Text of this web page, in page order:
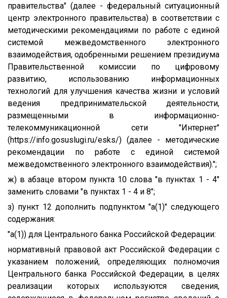
правительства" (далее - федеральный ситуационный
центр электронного правительства) в соответствии с
методическими рекомендациями по работе с единой
системой межведомственного электронного
взаимодействия, одобренными решением президиума
Правительственной комиссии по цифровому
развитию, использованию информационных
технологий для улучшения качества жизни и условий
ведения предпринимательской деятельности,
размещенными в информационно-
телекоммуникационной сети "Интернет"
(https://info.gosuslugi.ru/esks/) (далее - методические
рекомендации по работе с единой системой
межведомственного электронного взаимодействия).";
ж) в абзаце втором пункта 10 слова "в пунктах 1 - 4"
заменить словами "в пунктах 1 - 4 и 8";
з) пункт 12 дополнить подпунктом "а(1)" следующего
содержания:
"а(1)) для Центрального банка Российской Федерации:
нормативный правовой акт Российской Федерации с
указанием положений, определяющих полномочия
Центрального банка Российской Федерации, в целях
реализации которых используются сведения,